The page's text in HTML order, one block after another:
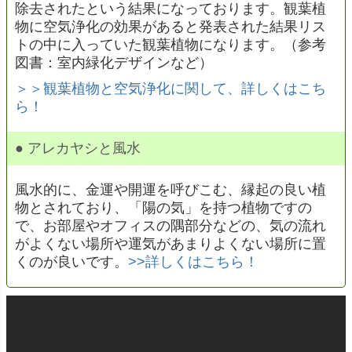
除去されたという結果になっております。観葉植
物に空気浄化の効果があると発表された結果リス
トの中に入っていた観葉植物になります。（参考
図書：室内緑化デザインなど）
＞＞観葉植物と空気浄化に関して、詳しくはこち
ら！
● アレカヤシと風水
風水的に、金運や開運を呼びこむ、縁起の良い植
物とされており、「陽の気」を持つ植物ですの
で、お部屋やオフィスの隅部分などの、気の流れ
がよくない場所や運気があまりよくない場所に置
くのが良いです。 >>詳しくはこちら！